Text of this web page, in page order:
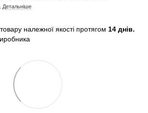
Детальніше
належної якості протягом 14 днів.